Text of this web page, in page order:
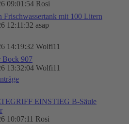
09:01:54 Rosi
Frischwassertank mit 100 Litern
12:11:32 asap
14:19:32 Wolfi11
Bock 907
13:32:04 Wolfi11
EINSTIEG B-Säule
10:07:11 Rosi